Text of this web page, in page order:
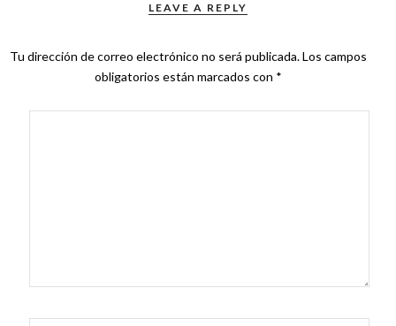
LEAVE A REPLY
Tu dirección de correo electrónico no será publicada.Los campos
obligatorios están marcados con *